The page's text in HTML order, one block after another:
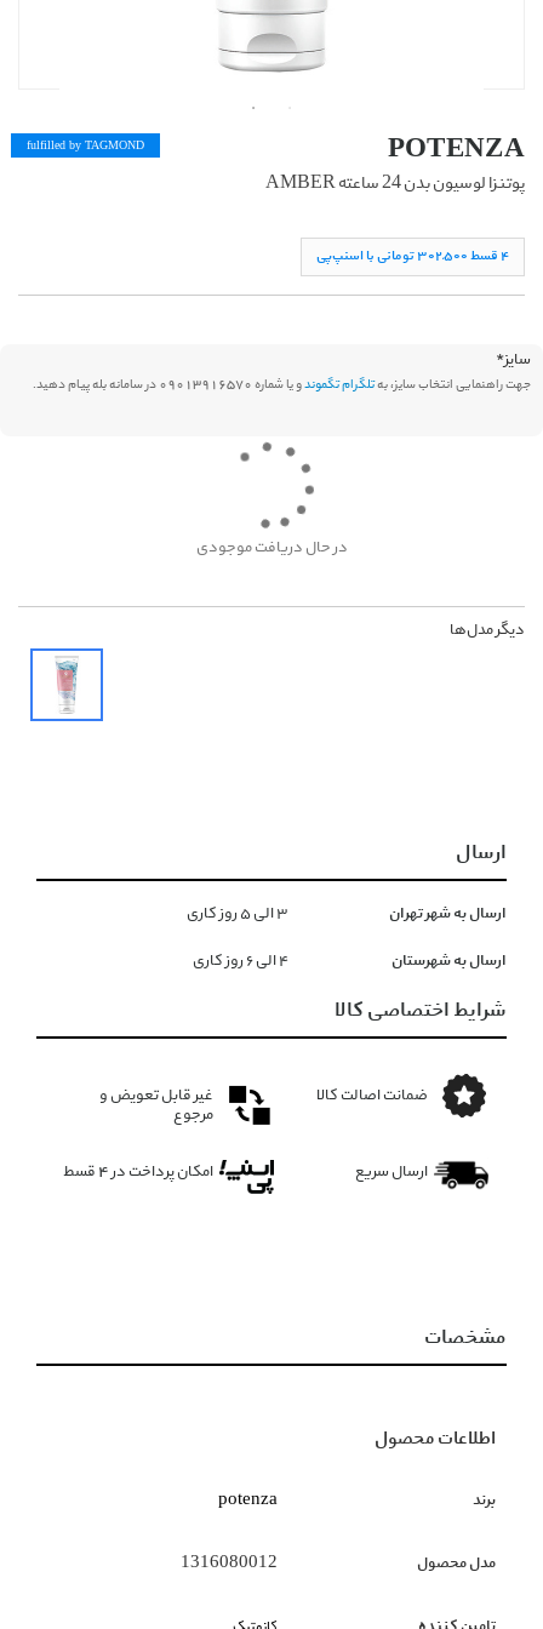
POTENZA
پوتنزا لوسیون بدن 24 ساعته AMBER
fulfilled by TAGMOND
۴ قسط ۳۰۲,۵۰۰ تومانی با اسنپ‌پی
سایز*
جهت راهنمایی انتخاب سایز، بهتلگرام تگموندو یا شماره 09013916570 در سامانه بله پیام دهید.
در حال دریافت موجودی
دیگر مدل‌ها
ارسال
ارسال به شهر تهران ۳ الی ۵ روز کاری
ارسال به شهرستان ۴ الی ۶ روز کاری
شرایط اختصاصی کالا
ضمانت اصالت کالا
غیر قابل تعویض و
مرجوع
ارسال سریع امکان پرداخت در 4 قسط
مشخصات
اطلاعات محصول
برند potenza
مدل محصول 1316080012